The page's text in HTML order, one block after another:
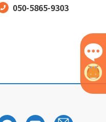
050-5865-9303